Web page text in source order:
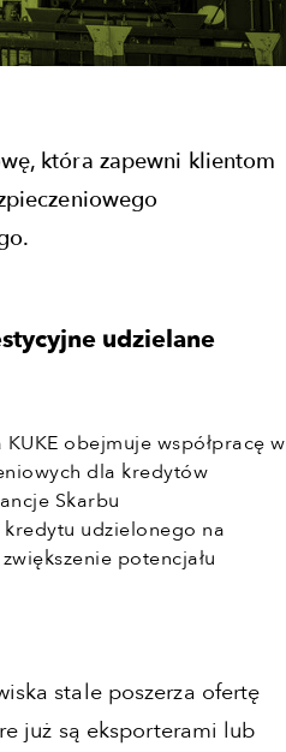
która zapewni klientom
udzielane
obejmuje współpracę w
dla kredytów
Skarbu
udzielonego na
potencjału
stale poszerza ofertę
już są eksporterami lub